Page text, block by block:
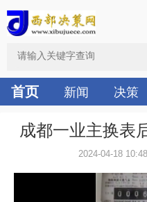
首页 新闻 决策
成都一业主换表
2024-04-18